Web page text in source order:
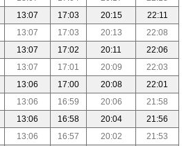
13:07 17:03 20:15
22:11
13:07 17:03 20:13
22:08
13:07 17:02 20:11
22:06
13:07 17:01 20:09
22:03
13:06 17:00 20:08
22:01
13:06 16:59 20:06
21:58
13:06 16:58 20:04
21:56
13:06 16:57 20:02
21:53